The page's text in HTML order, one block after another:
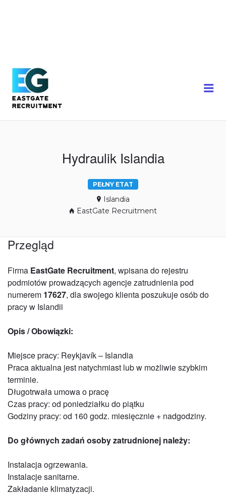
Hydraulik Islandia
PEŁNY ETAT
Islandia
EastGate Recruitment
Przegląd
Firma EastGate Recruitment, wpisana do rejestru
podmiotów prowadzących agencje zatrudnienia pod
numerem 17627, dla swojego klienta poszukuje osób do
pracy w Islandii
Opis / Obowiązki:
Miejsce pracy: Reykjavík – Islandia
Praca aktualna jest natychmiast lub w możliwie szybkim
terminie.
Długotrwała umowa o pracę
Czas pracy: od poniedziałku do piątku
Godziny pracy: od 160 godz. miesięcznie + nadgodziny.
Do głównych zadań osoby zatrudnionej należy:
Instalacja ogrzewania.
Instalacje sanitarne.
Zakładanie klimatyzacji.